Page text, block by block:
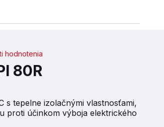
hodnotenia
80R
s tepelne izolačnými vlastnosťami,
proti účinkom výboja elektrického